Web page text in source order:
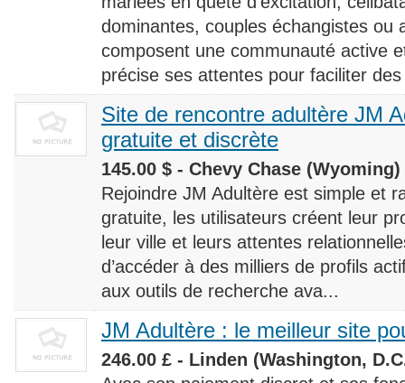
dominantes, couples échangistes ou
composent une communauté active
précise ses attentes pour faciliter
Site de rencontre adultère JM
gratuite et discrète
145.00 $ - Chevy Chase (Wyoming)
Rejoindre JM Adultère est simple et
gratuite, les utilisateurs créent leur
leur ville et leurs attentes
d’accéder à des milliers de profils
aux outils de recherche ava...
JM Adultère : le meilleur site
246.00 £ - Linden (Washington,